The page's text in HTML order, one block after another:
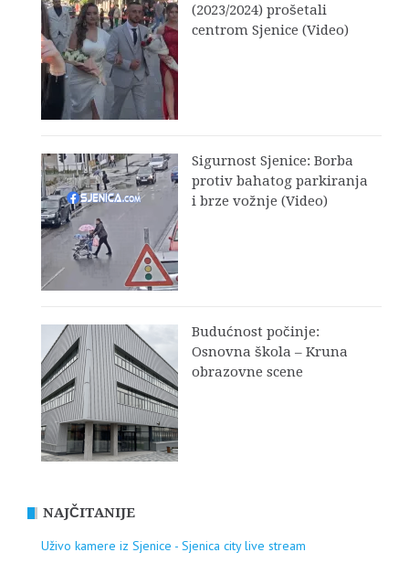
(2023/2024) prošetali
centrom Sjenice (Video)
Sigurnost Sjenice: Borba
protiv bahatog parkiranja
i brze vožnje (Video)
Budućnost počinje:
Osnovna škola – Kruna
obrazovne scene
NAJČITANIJE
Uživo kamere iz Sjenice - Sjenica city live stream